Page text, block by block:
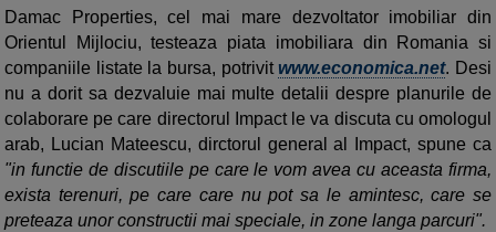
Damac Properties, cel mai mare dezvoltator imobiliar din
Orientul Mijlociu, testeaza piata imobiliara din Romania si
companiile listate la bursa, potrivitwww.economica.net. Desi
nu a dorit sa dezvaluie mai multe detalii despre planurile de
colaborare pe care directorul Impact le va discuta cu omologul
arab, Lucian Mateescu, dirctorul general al Impact, spune ca
"in functie de discutiile pe care le vom avea cu aceasta firma,
exista terenuri, pe care care nu pot sa le amintesc, care se
preteaza unor constructii mai speciale, in zone langa parcuri".